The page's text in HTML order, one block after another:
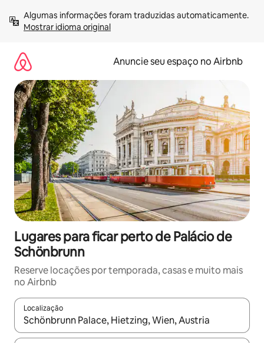
para
Mostrar idioma original
Anuncie seu espaço no Airbnb
Lugares para ficar perto de Palácio de
Schönbrunn
Reserve locações por temporada, casas e muito mais
no Airbnb
Localização
Quando os resultados estiverem disponíveis, explore-os